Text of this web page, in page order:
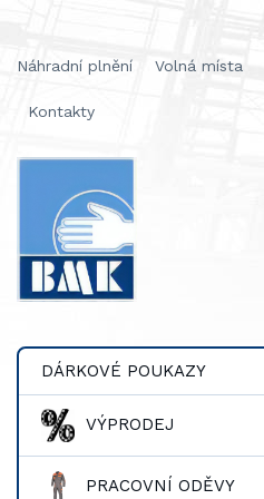
Náhradní plnění Volná místa
Kontakty
DÁRKOVÉ POUKAZY
VÝPRODEJ
PRACOVNÍ ODĚVY